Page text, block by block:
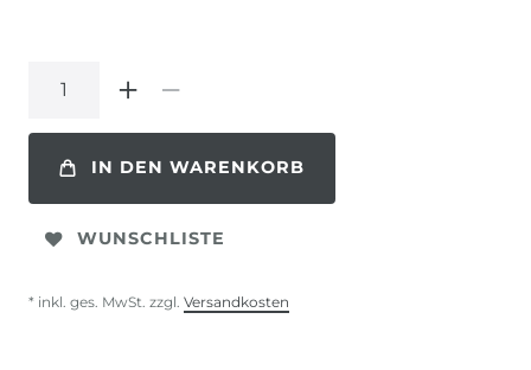
IN DEN WARENKORB
WUNSCHLISTE
* inkl. ges. MwSt. zzgl. Versandkosten